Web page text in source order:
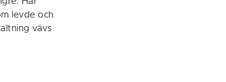
levde och
vävs